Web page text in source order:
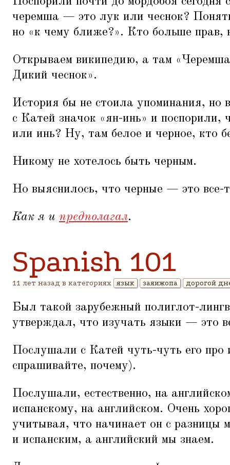
черемша — это лук или чеснок?
но «к чему ближе?». Кто больше прав,
Открываем википедию, а там «
Дикий чеснок».
История бы не стоила упоминания, но
с Катей значок «ян-инь» и
или инь? Ну, там белое и черное, кто
Никому не хотелось быть черным.
Но выяснилось, что черные — это все-
Как я и предполагал.
Spanish 101
11 лет назад в категориях язык заяижопа дорогой
Был такой зарубежный полиглот-
утверждал, что изучать языки — это
Послушали с Катей чуть-чуть его про
спрашивайте, почему).
Послушали, естественно, на
испанскому, на английском. Очень
учитывая, что начинает он с разницы
и испанским, а английский мы знаем.